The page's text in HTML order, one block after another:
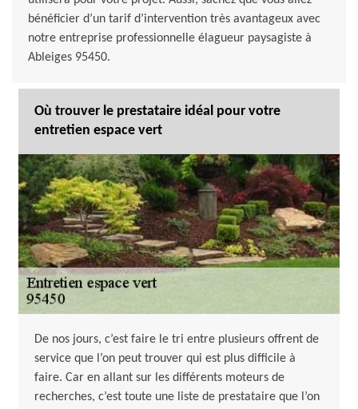
bénéficier d’un tarif d’intervention très avantageux avec
notre entreprise professionnelle élagueur paysagiste à
Ableiges 95450.
Où trouver le prestataire idéal pour votre
entretien espace vert
De nos jours, c’est faire le tri entre plusieurs offrent de
service que l’on peut trouver qui est plus difficile à
faire. Car en allant sur les différents moteurs de
recherches, c’est toute une liste de prestataire que l’on